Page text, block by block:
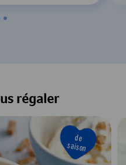
régaler
de
saison